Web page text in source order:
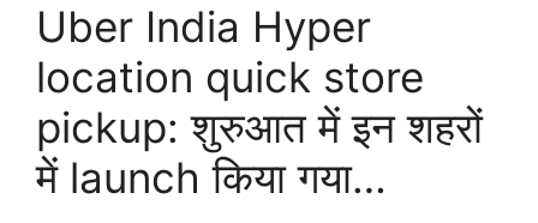
Uber India Hyper
location quick store
pickup: शुरुआत में इन शहरों
में launch किया गया…